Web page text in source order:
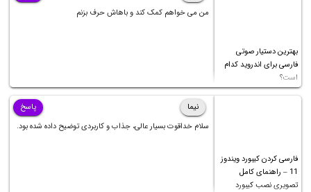
بهترین دستیار صوتی
فارسی برای اندروید کدام
است؟
من می خواهم کمک کند و باهاش حرف بزنم
فارسی کردن کیبورد ویندوز
11 – راهنمای کامل
تصویری نصب کیبورد
نیما
سلام خداقوت بسیار عالی، جذاب و کاربردی توضیح داده شده بود.
پاسخ